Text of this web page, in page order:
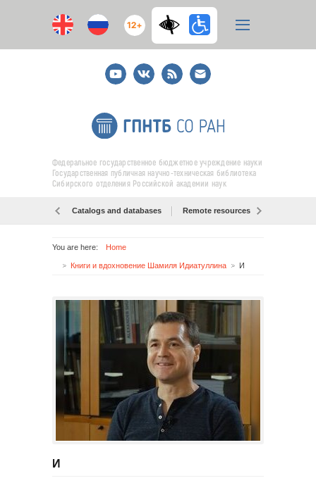
12+
YoutubeВКонтакте
RSS
E-
mail
подписка
Федеральное государственное бюджетное учреждение науки
Государственная публичная научно-техническая библиотека
Сибирского отделения Российской академии наук
Catalogs and databases Remote resources
You are here: Home
Книги и вдохновение Шамиля Идиатуллина И
И